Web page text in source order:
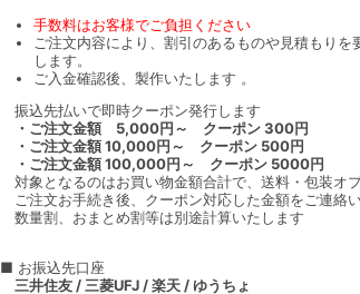
手数料はお客様でご負担ください
ご注文内容により、割引のあるものや見積もり
します。
ご入金確認後、製作いたします 。
振込先払いで即時クーポン発行します
・ご注文金額 5,000円～ クーポン 300円
・ご注文金額 10,000円～ クーポン 500円
・ご注文金額 100,000円～ クーポン 5000円
対象となるのはお買い物金額合計で、送料・包装オ
ご注文お手続き後、クーポン対応した金額をご連絡い
数量割、おまとめ割等は別途計算いたします
■ お振込先口座
三井住友 / 三菱UFJ / 楽天 / ゆうちょ